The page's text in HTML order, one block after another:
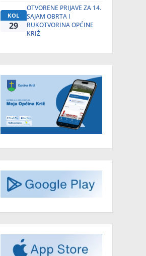
KOL
29
OTVORENE PRIJAVE ZA 14.
SAJAM OBRTA I
RUKOTVORINA OPĆINE
KRIŽ